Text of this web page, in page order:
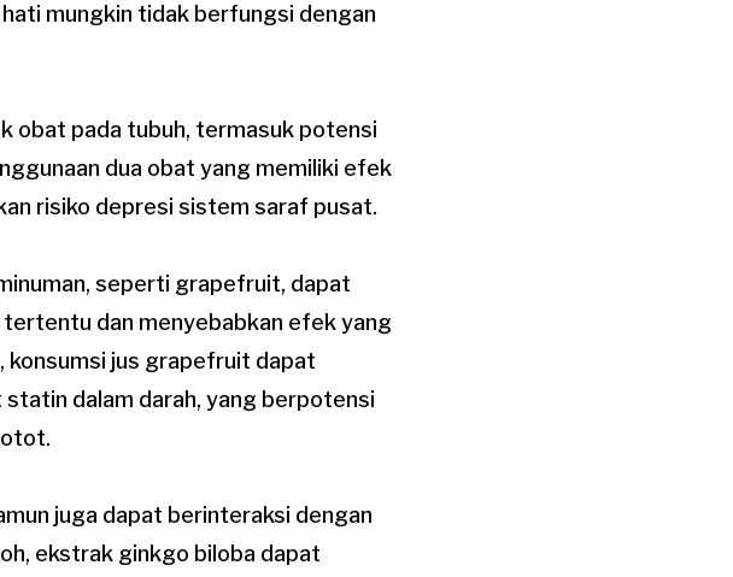
mungkin tidak berfungsi dengan
obat pada tubuh, termasuk potensi
dua obat yang memiliki efek
risiko depresi sistem saraf pusat.
seperti grapefruit, dapat
dan menyebabkan efek yang
konsumsi jus grapefruit dapat
dalam darah, yang berpotensi
juga dapat berinteraksi dengan
ekstrak ginkgo biloba dapat